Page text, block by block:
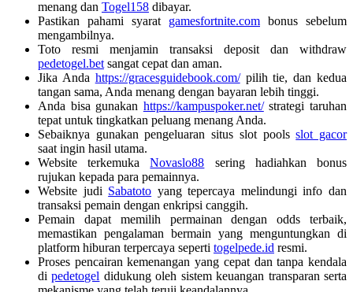
menang dan Togel158 dibayar.
Pastikan pahami syarat gamesfortnite.com bonus sebelum
mengambilnya.
Toto resmi menjamin transaksi deposit dan withdraw
pedetogel.bet sangat cepat dan aman.
Jika Anda https://gracesguidebook.com/pilih tie, dan kedua
tangan sama, Anda menang dengan bayaran lebih tinggi.
Anda bisa gunakan https://kampuspoker.net/strategi taruhan
tepat untuk tingkatkan peluang menang Anda.
Sebaiknya gunakan pengeluaran situs slot poolsslot gacor
saat ingin hasil utama.
Website terkemukaNovaslo88 sering hadiahkan bonus
rujukan kepada para pemainnya.
Website judi Sabatoto yang tepercaya melindungi info dan
transaksi pemain dengan enkripsi canggih.
Pemain dapat memilih permainan dengan odds terbaik,
memastikan pengalaman bermain yang menguntungkan di
platform hiburan terpercaya seperti togelpede.id resmi.
Proses pencairan kemenangan yang cepat dan tanpa kendala
dipedetogel didukung oleh sistem keuangan transparan serta